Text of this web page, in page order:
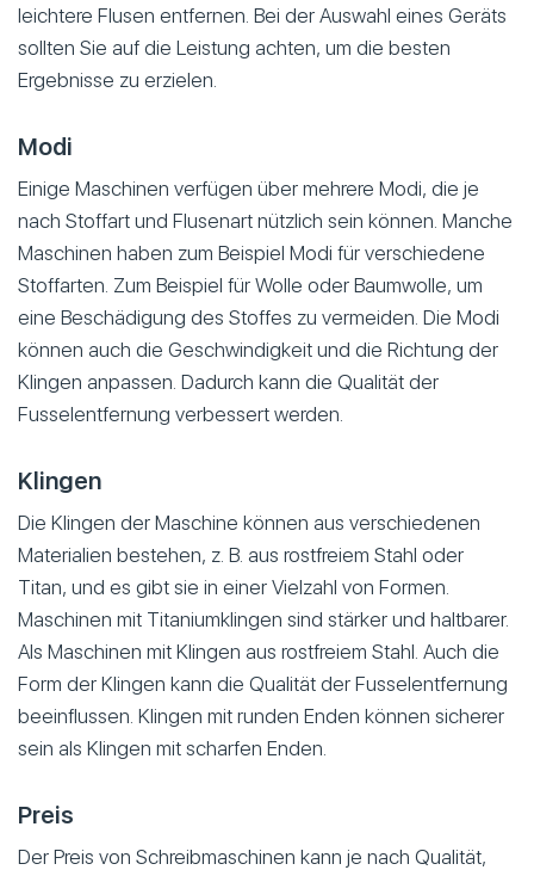
leichtere Flusen entfernen. Bei der Auswahl eines Geräts
sollten Sie auf die Leistung achten, um die besten
Ergebnisse zu erzielen.
Modi
Einige Maschinen verfügen über mehrere Modi, die je
nach Stoffart und Flusenart nützlich sein können. Manche
Maschinen haben zum Beispiel Modi für verschiedene
Stoffarten. Zum Beispiel für Wolle oder Baumwolle, um
eine Beschädigung des Stoffes zu vermeiden. Die Modi
können auch die Geschwindigkeit und die Richtung der
Klingen anpassen. Dadurch kann die Qualität der
Fusselentfernung verbessert werden.
Klingen
Die Klingen der Maschine können aus verschiedenen
Materialien bestehen, z. B. aus rostfreiem Stahl oder
Titan, und es gibt sie in einer Vielzahl von Formen.
Maschinen mit Titaniumklingen sind stärker und haltbarer.
Als Maschinen mit Klingen aus rostfreiem Stahl. Auch die
Form der Klingen kann die Qualität der Fusselentfernung
beeinflussen. Klingen mit runden Enden können sicherer
sein als Klingen mit scharfen Enden.
Preis
Der Preis von Schreibmaschinen kann je nach Qualität,